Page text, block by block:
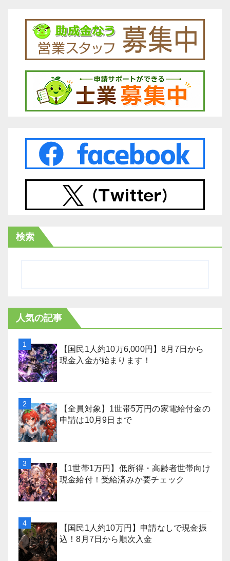
検索
人気の記事
【国民1人約10万6,000円】8月7日から
現金入金が始まります！
【全員対象】1世帯5万円の家電給付金の
申請は10月9日まで
【1世帯1万円】低所得・高齢者世帯向け
現金給付！受給済みか要チェック
【国民1人約10万円】申請なしで現金振
込！8月7日から順次入金